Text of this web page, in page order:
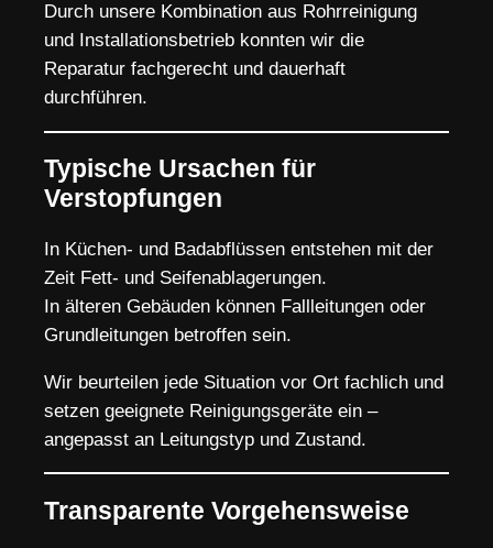
Durch unsere Kombination aus Rohrreinigung
und Installationsbetrieb konnten wir die
Reparatur fachgerecht und dauerhaft
durchführen.
Typische Ursachen für
Verstopfungen
In Küchen- und Badabflüssen entstehen mit der
Zeit Fett- und Seifenablagerungen.
In älteren Gebäuden können Fallleitungen oder
Grundleitungen betroffen sein.
Wir beurteilen jede Situation vor Ort fachlich und
setzen geeignete Reinigungsgeräte ein –
angepasst an Leitungstyp und Zustand.
Transparente Vorgehensweise